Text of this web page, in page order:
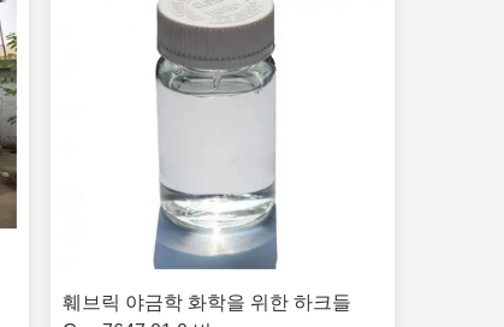
훼브릭 야금학 화학을 위한 하크들